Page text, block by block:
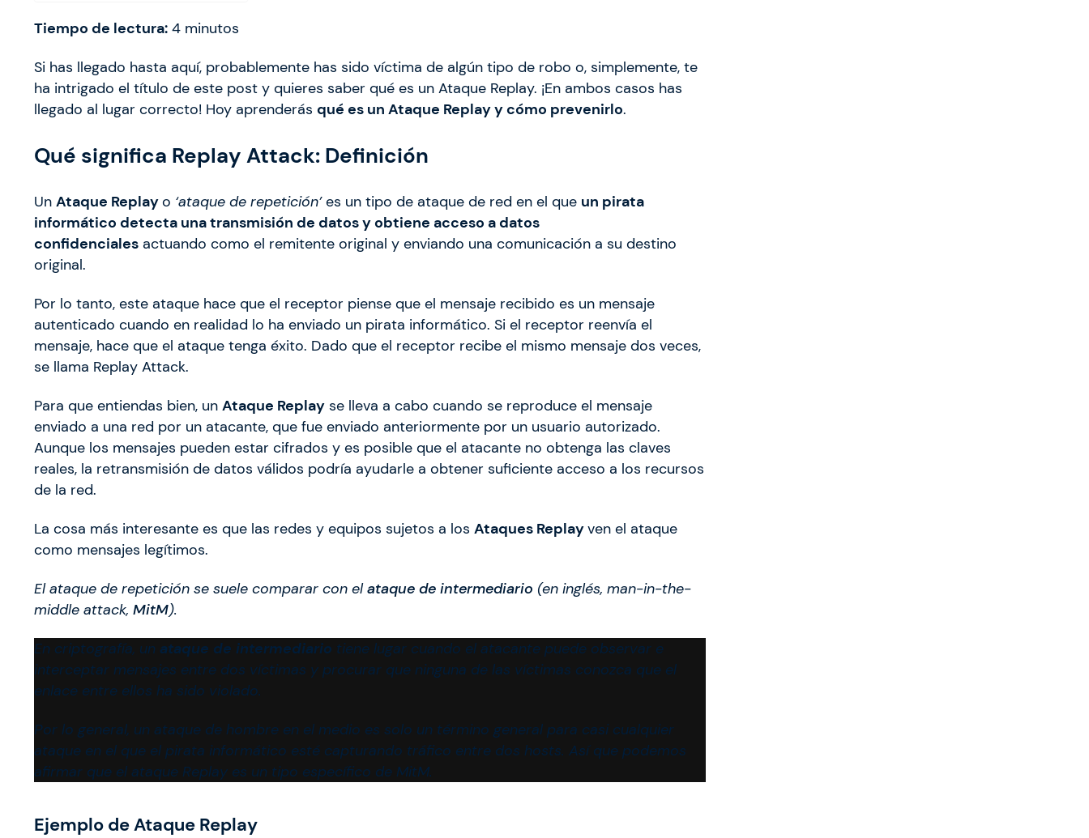
Tiempo de lectura: 4 minutos
Si has llegado hasta aquí, probablemente has sido víctima de algún tipo de robo o, simplemente, te
ha intrigado el título de este post y quieres saber qué es un Ataque Replay. ¡En ambos casos has
llegado al lugar correcto! Hoy aprenderás qué es un Ataque Replay y cómo prevenirlo.
Qué significa Replay Attack: Definición
Un Ataque Replayo ‘ataque de repetición’es un tipo de ataque de red en el que un pirata
informático detecta una transmisión de datos y obtiene acceso a datos
confidenciales actuando como el remitente original y enviando una comunicación a su destino
original.
Por lo tanto, este ataque hace que el receptor piense que el mensaje recibido es un mensaje
autenticado cuando en realidad lo ha enviado un pirata informático. Si el receptor reenvía el
mensaje, hace que el ataque tenga éxito. Dado que el receptor recibe el mismo mensaje dos veces,
se llama Replay Attack.
Para que entiendas bien, un Ataque Replay se lleva a cabo cuando se reproduce el mensaje
enviado a una red por un atacante, que fue enviado anteriormente por un usuario autorizado.
Aunque los mensajes pueden estar cifrados y es posible que el atacante no obtenga las claves
reales, la retransmisión de datos válidos podría ayudarle a obtener suficiente acceso a los recursos
de la red.
La cosa más interesante es que las redes y equipos sujetos a los Ataques Replayven el ataque
como mensajes legítimos.
El ataque de repetición se suele comparar con elataque de intermediario (en inglés, man-in-the-
middle attack, MitM).
En criptografía, un ataque de intermediario ​ tiene lugar cuando el atacante puede observar e
interceptar mensajes entre dos víctimas y procurar que ninguna de las víctimas conozca que el
enlace entre ellos ha sido violado.
Por lo general, un ataque de hombre en el medio es solo un término general para casi cualquier
ataque en el que el pirata informático esté capturando tráfico entre dos hosts. Así que podemos
afirmar que el ataque Replay es un tipo específico de MitM.
Ejemplo de Ataque Replay